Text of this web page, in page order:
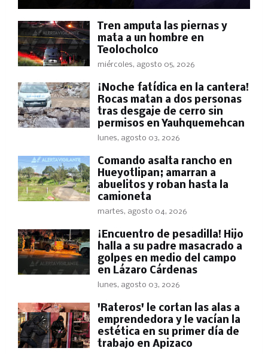
Tren amputa las piernas y
mata a un hombre en
Teolocholco
miércoles, agosto 05, 2026
​¡Noche fatídica en la cantera!
Rocas matan a dos personas
tras desgaje de cerro sin
permisos en Yauhquemehcan
lunes, agosto 03, 2026
Comando asalta rancho en
Hueyotlipan; amarran a
abuelitos y roban hasta la
camioneta
martes, agosto 04, 2026
​¡Encuentro de pesadilla! Hijo
halla a su padre masacrado a
golpes en medio del campo
en Lázaro Cárdenas
lunes, agosto 03, 2026
'Rateros' le cortan las alas a
emprendedora y le vacían la
estética en su primer día de
trabajo en Apizaco